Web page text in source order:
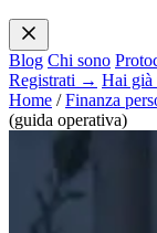
Blog Chi sono
Registrati → Hai già
Home / Finanza
(guida operativa)